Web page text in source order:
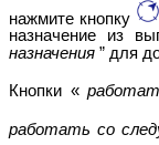
нажмите кнопку
назначение из
назначения ” для
Кнопки «
работать со